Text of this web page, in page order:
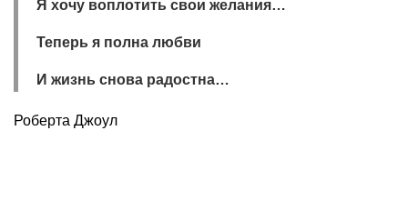
Я хочу воплотить свои желания…
Теперь я полна любви
И жизнь снова радостна…
Роберта Джоул